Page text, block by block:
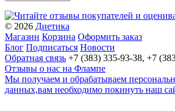
© 2026 Диетика
Магазин Корзина Оформить заказ
Блог Подписаться Новости
Обратная связь +7 (383) 335-93-38, +7
Отзывы о нас на Флампе
Мы получаем и обрабатываем
данных,вам необходимо покинуть наш